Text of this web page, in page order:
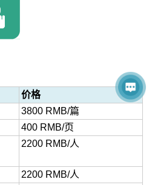
价格
3800 RMB/篇
400 RMB/页
2200 RMB/人
2200 RMB/人